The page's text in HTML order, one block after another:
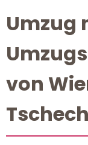
Umzug
von